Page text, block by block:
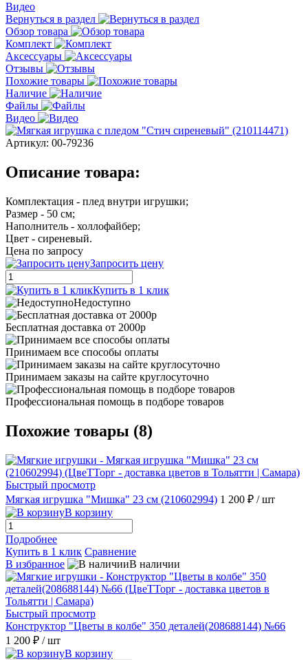
Видео
Вернуться в раздел
Обзор товара
Комплект
Аксессуары
Отзывы
Похожие товары
Наличие
Файлы
Видео
Артикул: 00-79236
Описание товара:
Комплектация - плед внутри игрушки;
Размер - 50 см;
Наполнитель - холлофайбер;
Цвет - сиреневый.
Цена по запросу
Запросить цену
Купить в 1 клик
Недоступно
Бесплатная доставка от 2000р
Принимаем все способы оплаты
Принимаем заказы на сайте круглосуточно
Профессиональная помощь в подборе товаров
Похожие товары (8)
Быстрый просмотр
Мягкая игрушка "Мишка" 23 см (210602994) 1 200 ₽ / шт
В корзину
Подробнее
Купить в 1 клик Сравнение
В избранное
В наличии
Быстрый просмотр
Конструктор "Цветы в колбе" 350 деталей(208688144) №66
1 200 ₽ / шт
В корзину